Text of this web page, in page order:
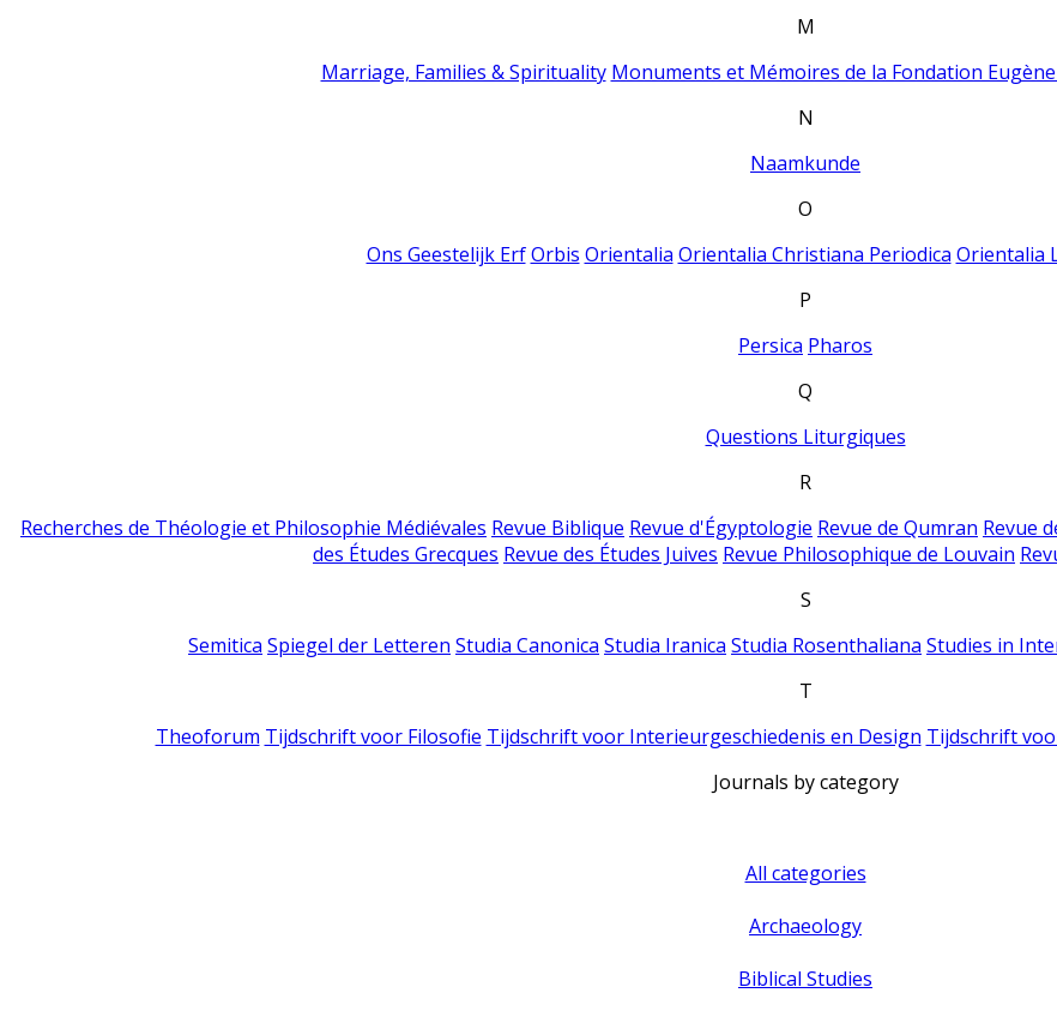
M
Marriage, Families & Spirituality Monuments et Mémoires de la Fondation
N
Naamkunde
O
Ons Geestelijk Erf Orbis Orientalia Orientalia Christiana Periodica Orientalia
P
Persica Pharos
Q
Questions Liturgiques
R
Recherches de Théologie et Philosophie Médiévales Revue Biblique Revue d'Égyptologie Revue de Qumran Revue
des Études Grecques Revue des Études Juives Revue Philosophique de Louvain
S
Semitica Spiegel der Letteren Studia Canonica Studia Iranica Studia Rosenthaliana Studies in
T
Theoforum Tijdschrift voor Filosofie Tijdschrift voor Interieurgeschiedenis en Design Tijdschrift
Journals by category
All categories
Archaeology
Biblical Studies